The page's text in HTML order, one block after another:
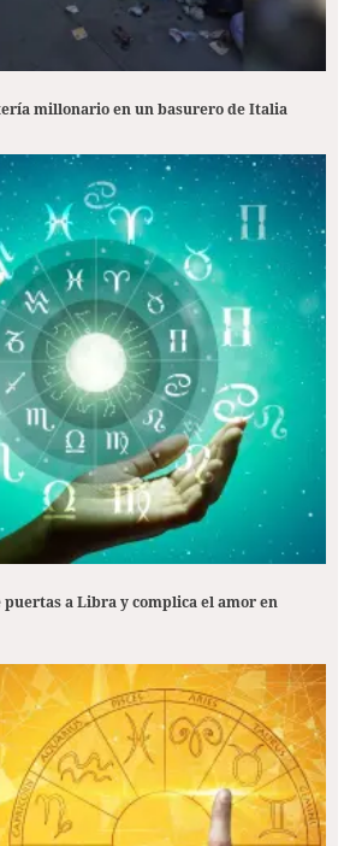
millonario en un basurero de Italia
puertas a Libra y complica el amor en